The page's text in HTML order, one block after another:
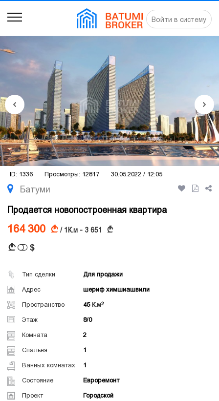
Войти в систему
ID: 1336 Просмотры: 12817 30.05.2022 / 12:05
Батуми
Продается новопостроенная квартира
164 300 A / 1К.м - 3 651 A
A $
Тип сделки Для продажи
Адрес шериф химшиашвили
Пространство 45 К.м
Этаж 8/0
Комната 2
Спальня 1
Ванных комнатах 1
Состояние Евроремонт
Проект Городской